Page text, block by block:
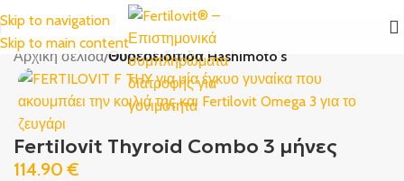
Skip to navigation
Skip to main content
Αρχική σελίδα Θυρεοειδίτιδα Hashimoto's
Fertilovit Thyroid Combo 3 μήνες
114.90€